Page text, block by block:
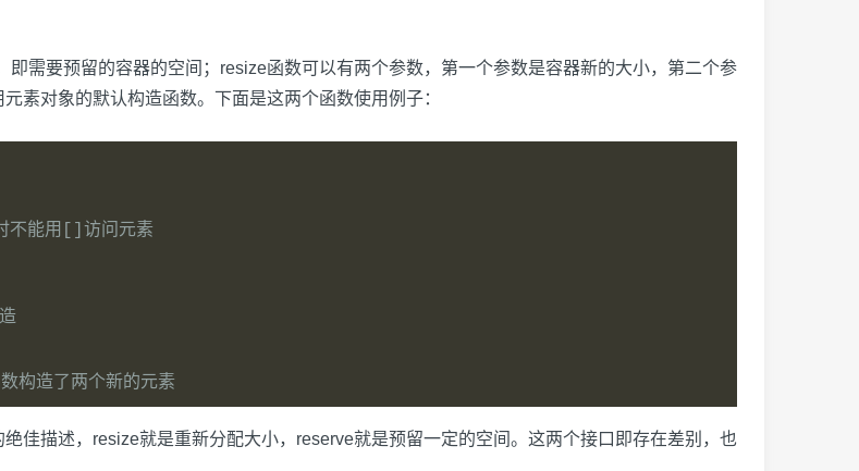
需要预留的容器的空间；resize函数可以有两个参数，第一个参数是容器新的大小，第二个参
素对象的默认构造函数。下面是这两个函数使用例子：
能用[]访问元素
构造了两个新的元素
佳描述，resize就是重新分配大小，reserve就是预留一定的空间。这两个接口即存在差别，也